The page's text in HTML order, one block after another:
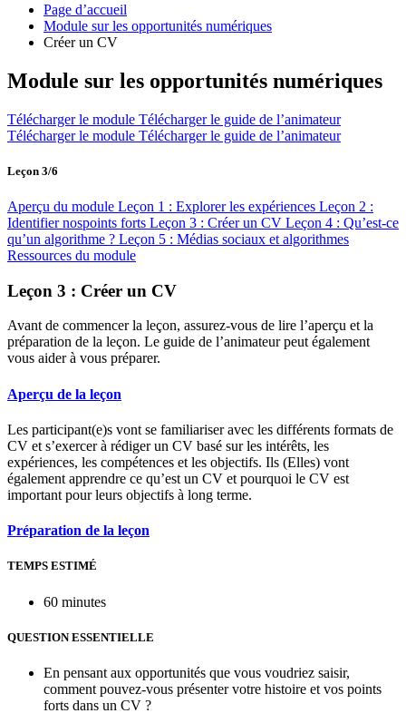
Page d’accueil
Module sur les opportunités numériques
Créer un CV
Module sur les opportunités numériques
Télécharger le module Télécharger le guide de l’animateur
Télécharger le module Télécharger le guide de l’animateur
Leçon 3/6
Aperçu du module Leçon 1 : Explorer les expériences Leçon 2 :
Identifier nospoints forts Leçon 3 : Créer un CV Leçon 4 : Qu’est-ce
qu’un algorithme ? Leçon 5 : Médias sociaux et algorithmes
Ressources du module
Leçon 3 : Créer un CV
Avant de commencer la leçon, assurez-vous de lire l’aperçu et la
préparation de la leçon. Le guide de l’animateur peut également
vous aider à vous préparer.
Aperçu de la leçon
Les participant(e)s vont se familiariser avec les différents formats de
CV et s’exercer à rédiger un CV basé sur les intérêts, les
expériences, les compétences et les objectifs. Ils (Elles) vont
également apprendre ce qu’est un CV et pourquoi le CV est
important pour leurs objectifs à long terme.
Préparation de la leçon
TEMPS ESTIMÉ
60 minutes
QUESTION ESSENTIELLE
En pensant aux opportunités que vous voudriez saisir,
comment pouvez-vous présenter votre histoire et vos points
forts dans un CV ?